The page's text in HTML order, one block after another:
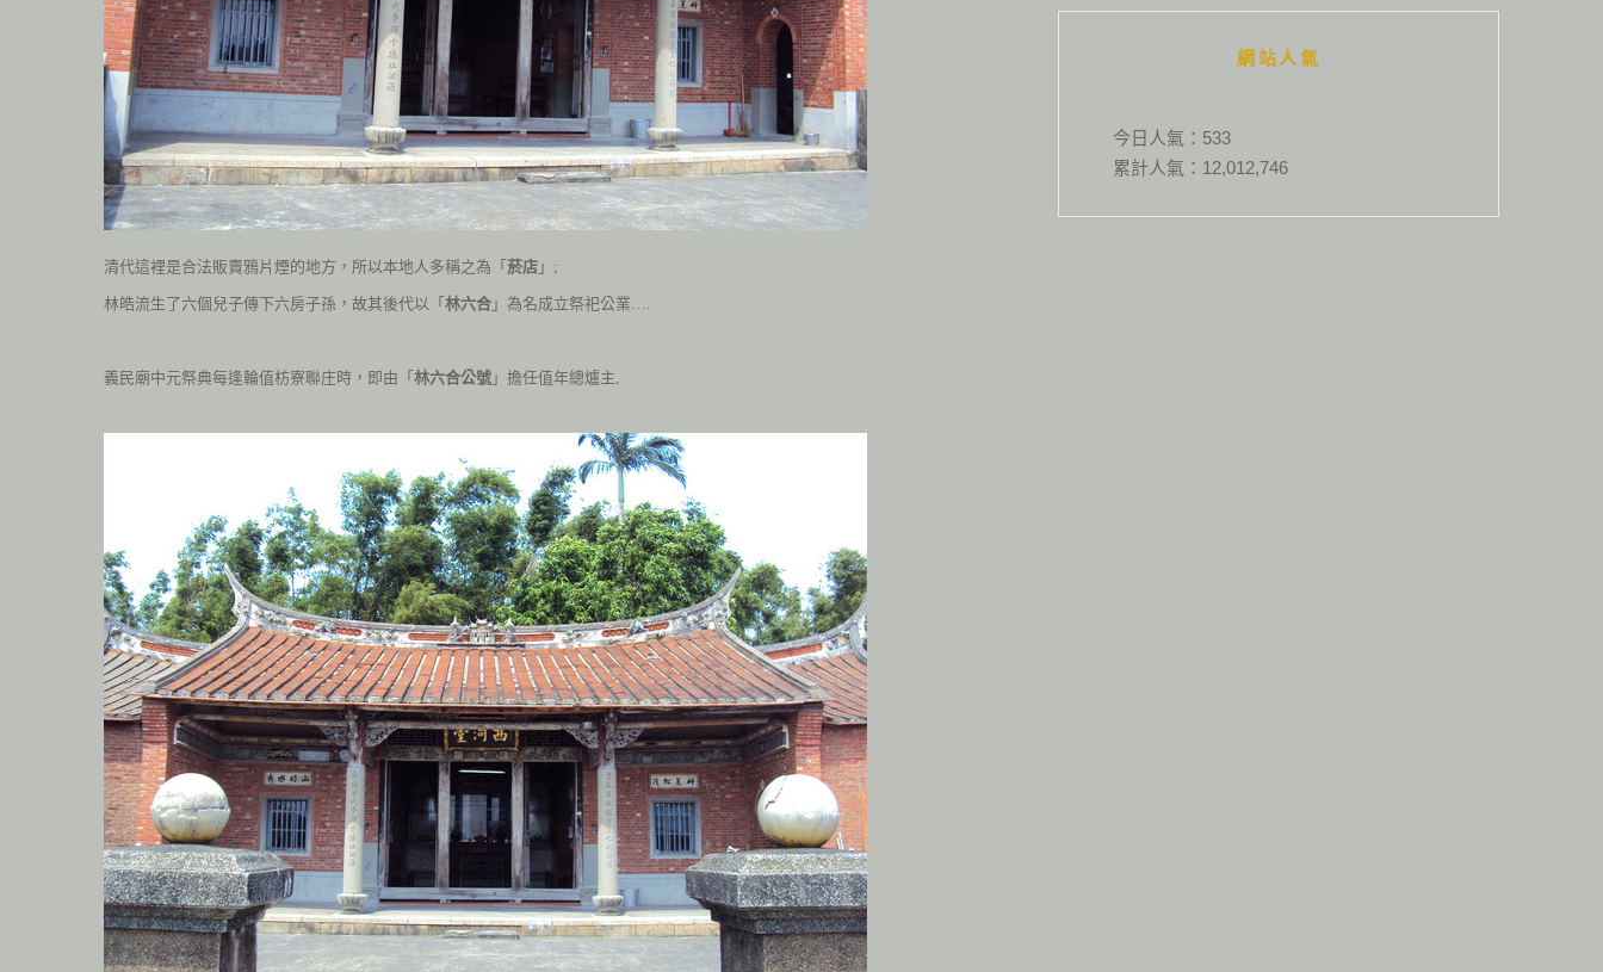
清代這裡是合法販賣鴉片煙的地方，所以本地人多稱之為「 菸店 」;
林皓流生了六個兒子傳下六房子孫，故其後代以「 林六合 」為名成立祭祀公業….
義民廟中元祭典每逢輪值枋寮聯庄時，即由「 林六合公號 」擔任值年總爐主,
網站人氣
今日人氣： 533
累計人氣： 12,012,746